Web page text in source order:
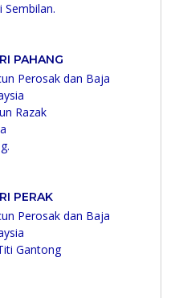
Sembilan.
PAHANG
Perosak dan Baja
Razak
PERAK
Perosak dan Baja
Gantong